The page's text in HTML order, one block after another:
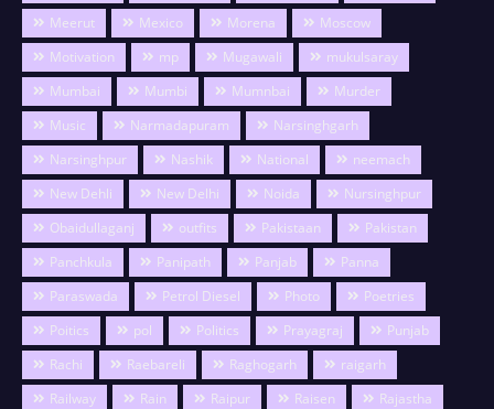
Meerut
Mexico Morena
Moscow
Motivation
mp Mugawali
mukulsaray
Mumbai
Mumbi Mumnbai
Murder
Music
Narmadapuram
Narsinghgarh
Narsinghpur
Nashik National
neemach
New Dehli
New Delhi Noida
Nursinghpur
Obaidullaganj
outfits Pakistaan
Pakistan
Panchkula
Panipath Panjab
Panna
Paraswada
Petrol Diesel Photo
Poetries
Poitics
pol Politics Prayagraj
Punjab
Rachi
Raebareli Raghogarh
raigarh
Railway
Rain Raipur Raisen
Rajastha